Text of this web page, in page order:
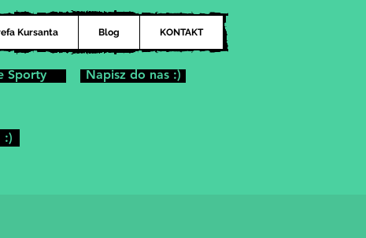
Kursanta Blog KONTAKT
Sporty Napisz do nas :)
:)